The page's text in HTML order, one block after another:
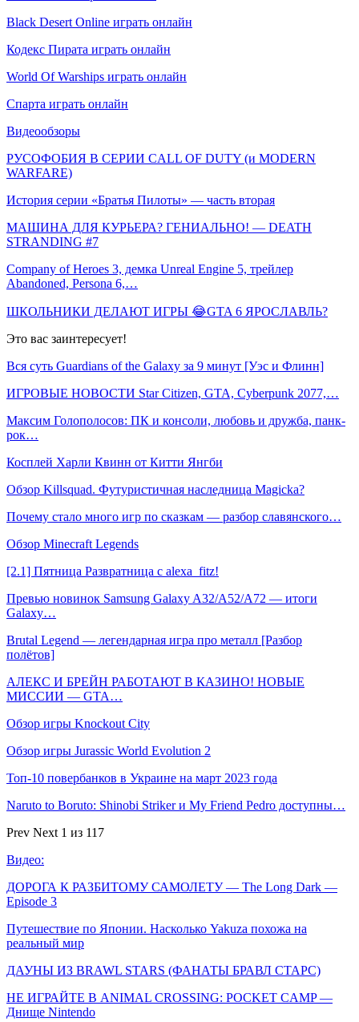
Black Desert Online играть онлайн
Кодекс Пирата играть онлайн
World Of Warships играть онлайн
Спарта играть онлайн
Видеообзоры
РУСОФОБИЯ В СЕРИИ CALL OF DUTY (и MODERN
WARFARE)
История серии «Братья Пилоты» — часть вторая
МАШИНА ДЛЯ КУРЬЕРА? ГЕНИАЛЬНО! — DEATH
STRANDING #7
Company of Heroes 3, демка Unreal Engine 5, трейлер
Abandoned, Persona 6,…
ШКОЛЬНИКИ ДЕЛАЮТ ИГРЫ 😂GTA 6 ЯРОСЛАВЛЬ?
Это вас заинтересует!
Вся суть Guardians of the Galaxy за 9 минут [Уэс и Флинн]
ИГРОВЫЕ НОВОСТИ Star Citizen, GTA, Cyberpunk 2077,…
Максим Голополосов: ПК и консоли, любовь и дружба, панк-
рок…
Косплей Харли Квинн от Китти Янгби
Обзор Killsquad. Футуристичная наследница Magicka?
Почему стало много игр по сказкам — разбор славянского…
Обзор Minecraft Legends
[2.1] Пятница Развратница с alexa_fitz!
Превью новинок Samsung Galaxy A32/A52/A72 — итоги
Galaxy…
Brutal Legend — легендарная игра про металл [Разбор
полётов]
АЛЕКС И БРЕЙН РАБОТАЮТ В КАЗИНО! НОВЫЕ
МИССИИ — GTA…
Обзор игры Knockout City
Обзор игры Jurassic World Evolution 2
Топ-10 повербанков в Украине на март 2023 года
Naruto to Boruto: Shinobi Striker и My Friend Pedro доступны…
Prev Next 1 из 117
Видео:
ДОРОГА К РАЗБИТОМУ САМОЛЕТУ — The Long Dark —
Episode 3
Путешествие по Японии. Насколько Yakuza похожа на
реальный мир
ДАУНЫ ИЗ BRAWL STARS (ФАНАТЫ БРАВЛ СТАРС)
НЕ ИГРАЙТЕ В ANIMAL CROSSING: POCKET CAMP —
Днище Nintendo